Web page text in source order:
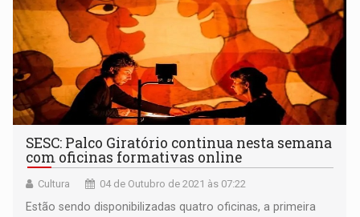
SESC: Palco Giratório continua nesta semana
com oficinas formativas online
Cultura 04 de Outubro de 2021 às 07:22
Estão sendo disponibilizadas quatro oficinas, a primeira